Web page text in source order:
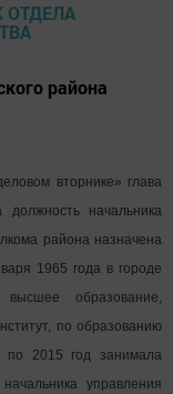
района
вторнике» глава
должность начальника
района назначена
1965 года в городе
высшее образование,
по образованию
по 2015 год занимала
управления